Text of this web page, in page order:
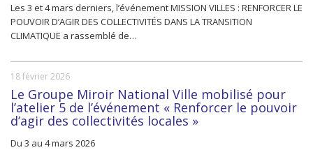
Les 3 et 4 mars derniers, l’événement MISSION VILLES : RENFORCER LE
POUVOIR D’AGIR DES COLLECTIVITÉS DANS LA TRANSITION
CLIMATIQUE a rassemblé de…
18 février 2026
Le Groupe Miroir National Ville mobilisé pour
l’atelier 5 de l’événement « Renforcer le pouvoir
d’agir des collectivités locales »
Du 3 au 4 mars 2026